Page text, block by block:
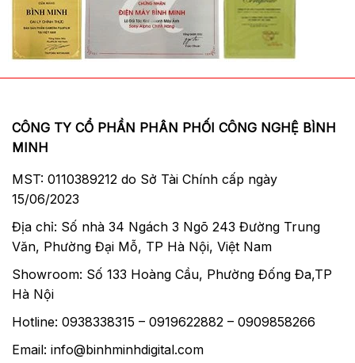
CÔNG TY CỔ PHẦN PHÂN PHỐI CÔNG NGHỆ BÌNH
MINH
MST: 0110389212 do Sở Tài Chính cấp ngày
15/06/2023
Địa chỉ: Số nhà 34 Ngách 3 Ngõ 243 Đường Trung
Văn, Phường Đại Mỗ, TP Hà Nội, Việt Nam
Showroom: Số 133 Hoàng Cầu, Phường Đống Đa,TP
Hà Nội
Hotline: 0938338315 – 0919622882 – 0909858266
Email: info@binhminhdigital.com